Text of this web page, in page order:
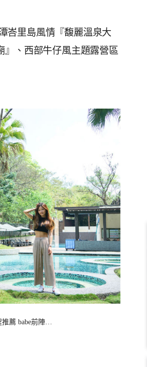
峇里島風情『馥麗溫泉大
』、西部牛仔風主題露營區
推薦 babe前陣…